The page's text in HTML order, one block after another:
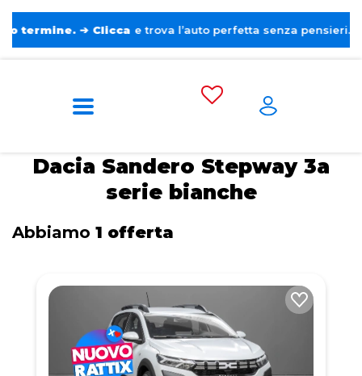
➔ Clicca e trova l’auto perfetta senza pensieri. ❤️
Sandero Stepway 3a
Dacia Sandero Stepway 3a
serie bianche
Abbiamo 1 offerta